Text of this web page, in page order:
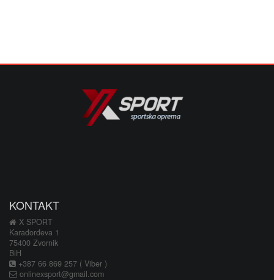
KONTAKT
X SPORT
Karađorđeva 1
75400 Zvornik
BiH
+387 66 869 257 ( Viber )
onlinexsport@gmail.com